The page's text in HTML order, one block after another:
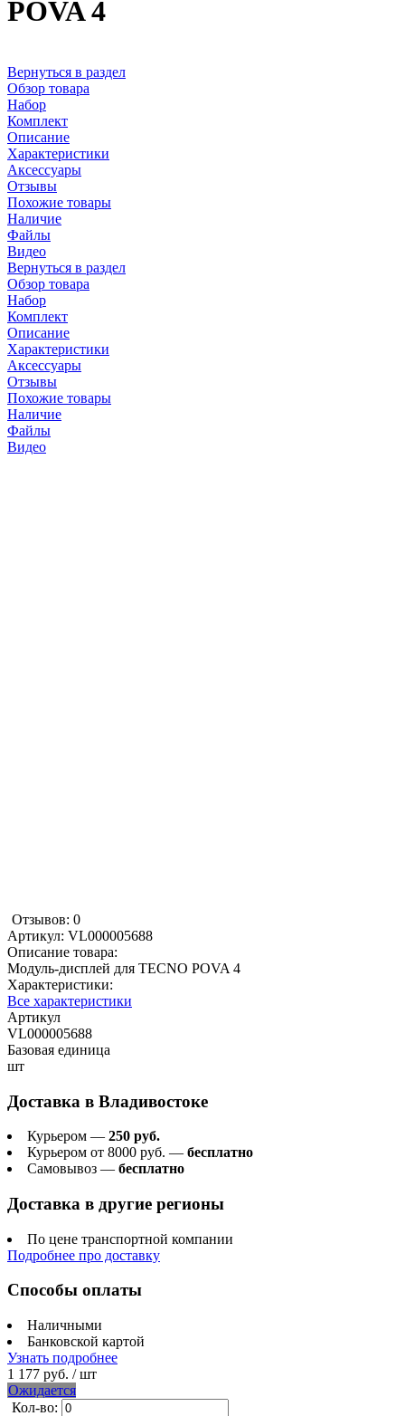
POVA 4
Вернуться в раздел
Обзор товара
Набор
Комплект
Описание
Характеристики
Аксессуары
Отзывы
Похожие товары
Наличие
Файлы
Видео
Вернуться в раздел
Обзор товара
Набор
Комплект
Описание
Характеристики
Аксессуары
Отзывы
Похожие товары
Наличие
Файлы
Видео
Отзывов: 0
Артикул: VL000005688
Описание товара:
Модуль-дисплей для TECNO POVA 4
Характеристики:
Все характеристики
Артикул
VL000005688
Базовая единица
шт
Доставка в Владивостоке
Курьером — 250 руб.
Курьером от 8000 руб. — бесплатно
Самовывоз — бесплатно
Доставка в другие регионы
По цене транспортной компании
Подробнее про доставку
Способы оплаты
Наличными
Банковской картой
Узнать подробнее
1 177 руб. / шт
Ожидается
Кол-во: